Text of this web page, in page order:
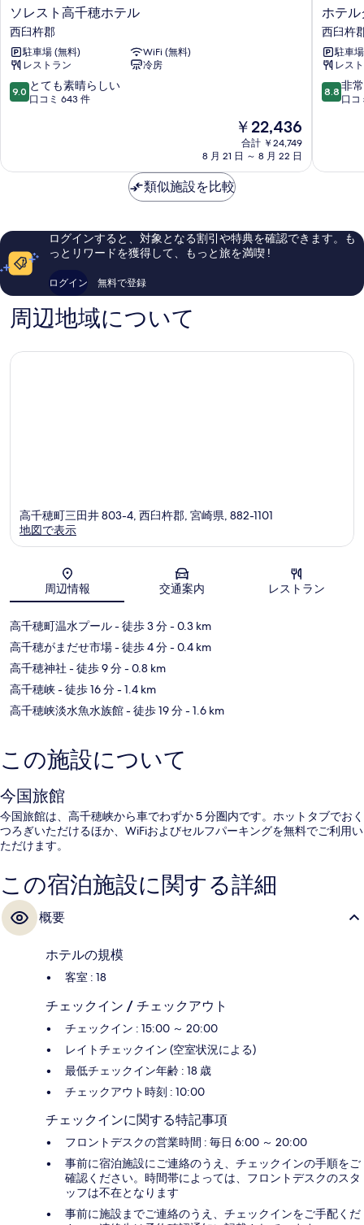
ソ
レ
ス
ト
高
千
穂
臼
ソレスト高千穂ホテル
西臼杵郡
駐車場 (無料)
WiFi (無料)
レストラン
冷房
10
段
て
ら
い、
口
643
件
の
9.0 とても素晴らしい
口コミ 643 件
現
在
の
金
は
￥22,436
合計 ￥24,749
8 月 21 日 ～ 8 月 22 日
ホ
テ
ル
グ
レ
イ
ト
穂
郡
ホテ
西臼杵
駐車
レス
10
段
常
口
コ
8.8 非
口コ
類似施設を比較
ログインすると、対象となる割引や特典を確認できます。も
っとリワードを獲得して、もっと旅を満喫 !
ログイン 無料で登録
周辺地域について
地図
高千穂町三田井 803-4, 西臼杵郡, 宮崎県, 882-1101
地図で表示
周辺情報 交通案内 レストラン
高千穂町温水プール- 徒歩 3 分- 0.3 km
高千穂がまだせ市場- 徒歩 4 分- 0.4 km
高千穂神社 - 徒歩 9 分- 0.8 km
高千穂峡- 徒歩 16 分- 1.4 km
高千穂峡淡水魚水族館- 徒歩 19 分- 1.6 km
この施設について
今国旅館
今国旅館は、高千穂峡から車でわずか 5 分圏内です。ホットタブでおく
つろぎいただけるほか、WiFiおよびセルフパーキングを無料でご利用い
ただけます。
この宿泊施設に関する詳細
概要
ホテルの規模
客室 : 18
チェックイン / チェックアウト
チェックイン : 15:00 ～ 20:00
レイトチェックイン (空室状況による)
最低チェックイン年齢 : 18 歳
チェックアウト時刻 : 10:00
チェックインに関する特記事項
フロントデスクの営業時間 : 毎日 6:00 ～ 20:00
事前に宿泊施設にご連絡のうえ、チェックインの手順をご
確認ください。時間帯によっては、フロントデスクのスタ
ッフは不在となります
事前に施設までご連絡のうえ、チェックインをご手配くだ